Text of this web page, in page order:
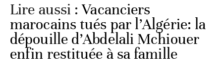
Lire aussi :Vacanciers
marocains tués par l’Algérie: la
dépouille d’Abdelali Mchiouer
enfin restituée à sa famille